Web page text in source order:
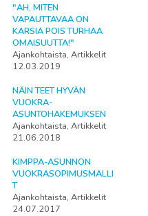
"AH, MITEN
VAPAUTTAVAA ON
KARSIA POIS TURHAA
OMAISUUTTA!"
Ajankohtaista, Artikkelit
12.03.2019
NÄIN TEET HYVÄN
VUOKRA-
ASUNTOHAKEMUKSEN
Ajankohtaista, Artikkelit
21.06.2018
KIMPPA-ASUNNON
VUOKRASOPIMUSMALLI
T
Ajankohtaista, Artikkelit
24.07.2017